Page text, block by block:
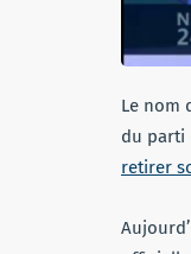
Le nom
du parti
retirer